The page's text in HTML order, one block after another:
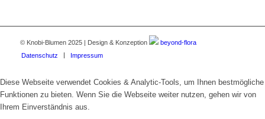
© Knobi-Blumen 2025 | Design & Konzeption
beyond-flora
Datenschutz
Impressum
Diese Webseite verwendet Cookies & Analytic-Tools, um Ihnen bestmögliche
Funktionen zu bieten. Wenn Sie die Webseite weiter nutzen, gehen wir von
Ihrem Einverständnis aus.